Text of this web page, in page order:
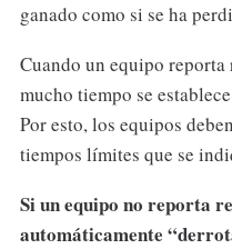
ganado como si se ha
Cuando un equipo
mucho tiempo se
Por esto, los equipos
tiempos límites que se
Si un equipo no reporta
automáticamente